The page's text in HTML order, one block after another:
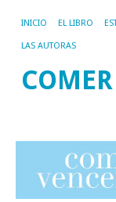
INICIO EL LIBRO
LAS AUTORAS